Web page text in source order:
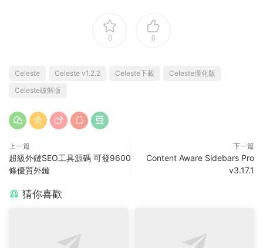
0 0
Celeste Celeste v1.2.2 Celeste下載
Celeste漢化版
Celeste破解版
上一篇
超級外鏈SEO工具源碼 可發9600
條優質外鏈
下一篇
Content Aware Sidebars Pro
v3.17.1
猜你喜歡